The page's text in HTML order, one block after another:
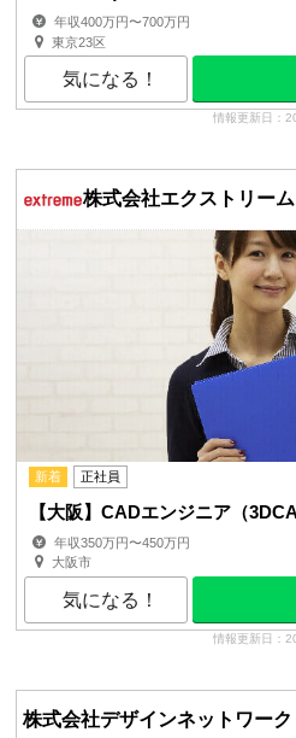
年収400万円〜700万円
東京23区
気になる！
情報更新日：
株式会社エクストリーム
新着 正社員
【大阪】CADエンジニア（
年収350万円〜450万円
大阪市
気になる！
情報更新日：
株式会社デザインネットワーク